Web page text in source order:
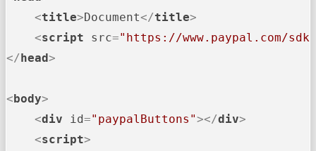
<title>Document</title>
<script src="https://www.paypal.com/
</head>
<body>
<div id="paypalButtons"></div>
<script>